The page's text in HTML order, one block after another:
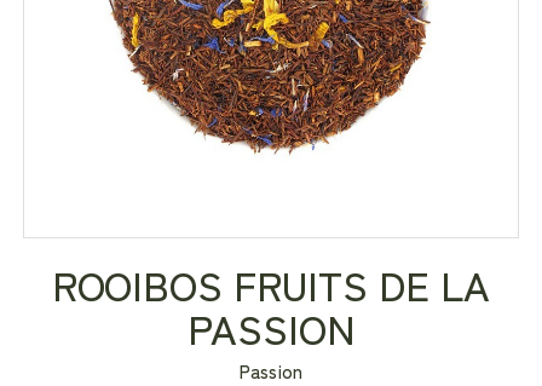
ROOIBOS FRUITS DE LA
PASSION
Passion